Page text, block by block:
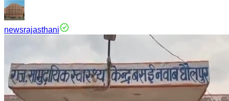
newsrajasthani